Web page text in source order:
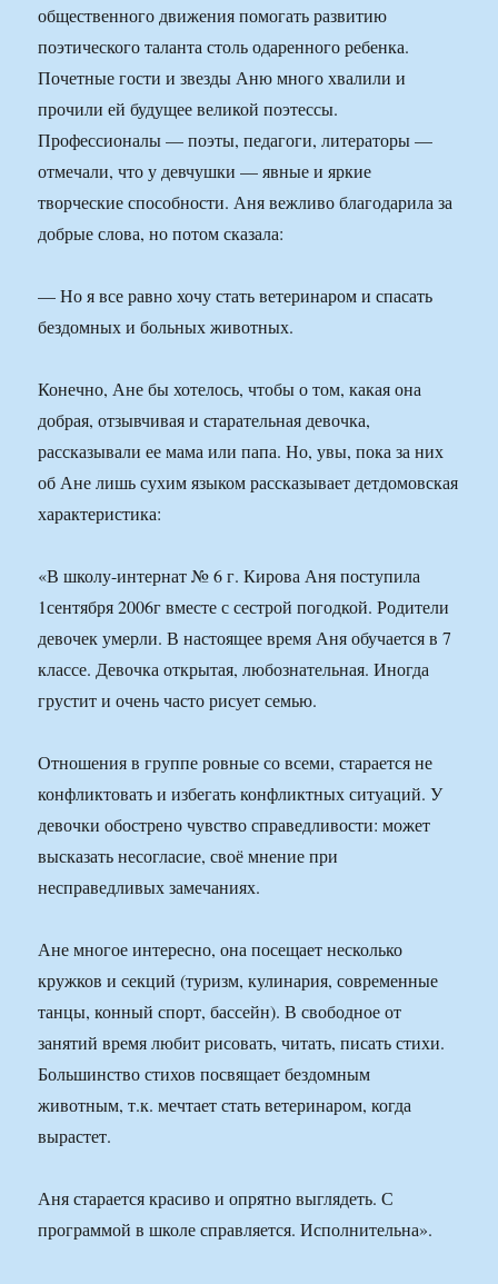
общественного движения помогать развитию
поэтического таланта столь одаренного ребенка.
Почетные гости и звезды Аню много хвалили и
прочили ей будущее великой поэтессы.
Профессионалы — поэты, педагоги, литераторы —
отмечали, что у девчушки — явные и яркие
творческие способности. Аня вежливо благодарила за
добрые слова, но потом сказала:
— Но я все равно хочу стать ветеринаром и спасать
бездомных и больных животных.
Конечно, Ане бы хотелось, чтобы о том, какая она
добрая, отзывчивая и старательная девочка,
рассказывали ее мама или папа. Но, увы, пока за них
об Ане лишь сухим языком рассказывает детдомовская
характеристика:
«В школу-интернат № 6 г. Кирова Аня поступила
1сентября 2006г вместе с сестрой погодкой. Родители
девочек умерли. В настоящее время Аня обучается в 7
классе. Девочка открытая, любознательная. Иногда
грустит и очень часто рисует семью.
Отношения в группе ровные со всеми, старается не
конфликтовать и избегать конфликтных ситуаций. У
девочки обострено чувство справедливости: может
высказать несогласие, своё мнение при
несправедливых замечаниях.
Ане многое интересно, она посещает несколько
кружков и секций (туризм, кулинария, современные
танцы, конный спорт, бассейн). В свободное от
занятий время любит рисовать, читать, писать стихи.
Большинство стихов посвящает бездомным
животным, т.к. мечтает стать ветеринаром, когда
вырастет.
Аня старается красиво и опрятно выглядеть. С
программой в школе справляется. Исполнительна».